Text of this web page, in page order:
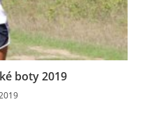
boty 2019